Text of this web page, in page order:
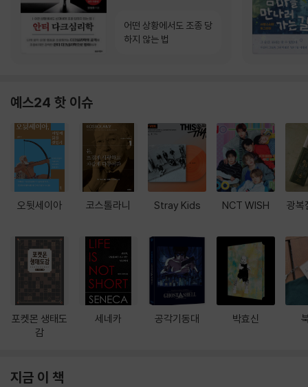
어떤 상황에서도 조종 당
하지 않는 법
예스24 핫 이슈
오뒷세이아
포켓몬 생태도
감
코스톨라니
세네카
Stray Kids
공각기동대
NCT WISH
박효신
광복
지금 이 책